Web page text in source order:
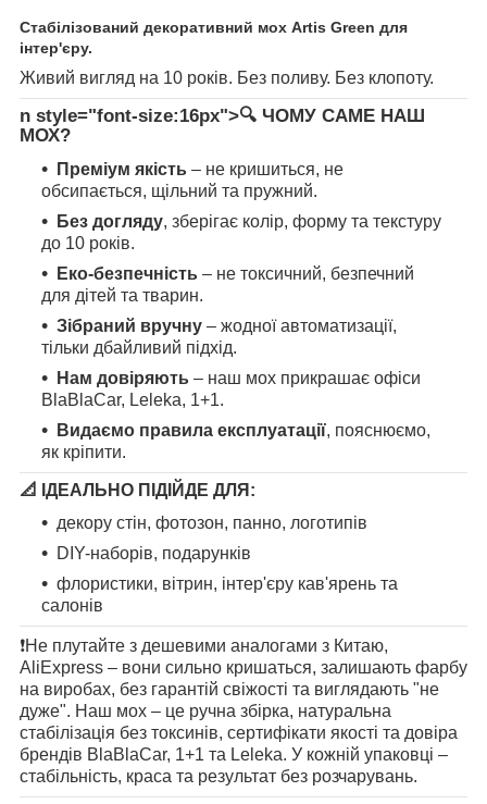
Стабілізований декоративний мох Artis Green для
інтер'єру.
Живий вигляд на 10 років. Без поливу. Без клопоту.
n style="font-size:16px">🔍 ЧОМУ САМЕ НАШ
МОХ?
Преміум якість – не кришиться, не
обсипається, щільний та пружний.
Без догляду, зберігає колір, форму та текстуру
до 10 років.
Еко-безпечність – не токсичний, безпечний
для дітей та тварин.
Зібраний вручну – жодної автоматизації,
тільки дбайливий підхід.
Нам довіряють – наш мох прикрашає офіси
BlaBlaCar, Leleka, 1+1.
Видаємо правила експлуатації, пояснюємо,
як кріпити.
📐
ІДЕАЛЬНО ПІДІЙДЕ ДЛЯ:
декору стін, фотозон, панно, логотипів
DIY-наборів, подарунків
флористики, вітрин, інтер'єру кав'ярень та
салонів
❗️Не плутайте з дешевими аналогами з Китаю,
AliExpress – вони сильно кришаться, залишають фарбу
на виробах, без гарантій свіжості та виглядають "не
дуже". Наш мох – це ручна збірка, натуральна
стабілізація без токсинів, сертифікати якості та довіра
брендів BlaBlaCar, 1+1 та Leleka. У кожній упаковці –
стабільність, краса та результат без розчарувань.